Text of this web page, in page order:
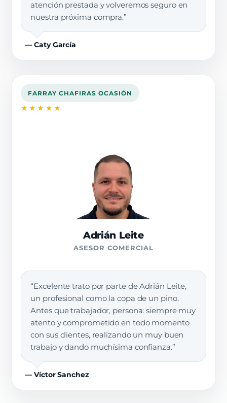
atención prestada y volveremos seguro en
nuestra próxima compra.”
— Caty García
FARRAY CHAFIRAS OCASIÓN
★★★★★
Adrián Leite
ASESOR COMERCIAL
“Excelente trato por parte de Adrián Leite,
un profesional como la copa de un pino.
Antes que trabajador, persona: siempre muy
atento y comprometido en todo momento
con sus clientes, realizando un muy buen
trabajo y dando muchísima confianza.”
— Víctor Sanchez